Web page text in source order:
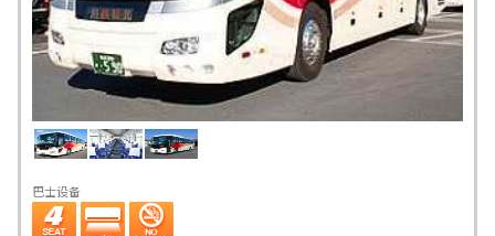
巴士设备